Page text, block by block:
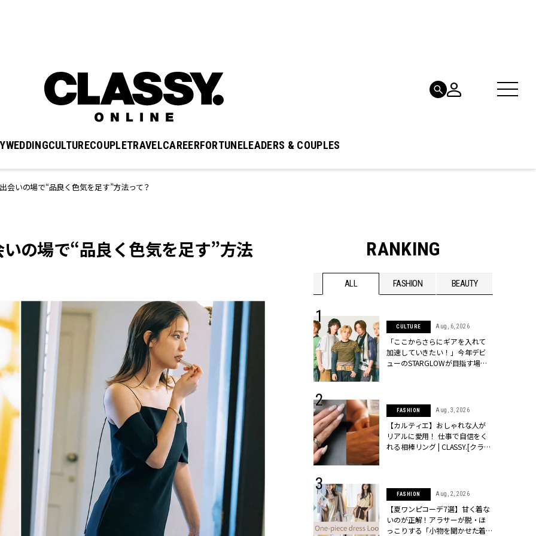
WEDDINGCULTURECOUPLETRAVELCAREERFORTUNELEADERS & COUPLES
会いの場で“品良く色気を足す”方法って？
いの場で“品良く色気を足す”方法 RANKING
ALL FASHION BEAUTY
忙しい毎日に「うるおいター
ボ」を。新【SOFINA BASIC＋】
のお手入れでうるおってなめら
かな肌を目指す | CLASSY.[クラッ
BEAUTY Aug, 6, 2026
【ヘアアクセ6選】手抜きに見え
ない！アラサーのまとめ髪が垢
抜ける「即戦力アクセ」たち |
CLASSY.[クラッシィ]
Aug, 7, 2026
冷房・紫外線etc...「夏の隠れ乾
燥」を防ぐ【ベタつかない名品
クリーム】3選＜30代のベストコ
WEDDING
結婚式に黒ドレスはアリ？お呼
ばれで失敗しないコーデ＆マナ
ーを解説 | CLASSY.[クラッシィ]
WEDDING
【一生ものジュエリー】1つでも
存在感が際立つ！ポメラートの
「トゥギャザー」シリーズに注
目 | CLASSY.[クラッシィ]
WEDDING
【トレンドの巻き方３選】結婚
式ゲスト服の鉄板“シンプル黒ワ
ンピ”は『スカーフ』で盛るのが
CULTURE Aug, 6, 2026
「ここからさらにギアを入れて
加速していきたい！」今年デビ
ューのSTARGLOWが目指す場所
FASHION Aug, 3, 2026
【カルティエ】おしゃれな人が
リアルに愛用！ 仕事で自信をく
れる相棒リング | CLASSY.[クラッ
FASHION Aug, 2, 2026
【夏ワンピコーデ7選】甘く着な
いのが正解！アラサーが脱・ほ
っこりする「小物を聞かせた着